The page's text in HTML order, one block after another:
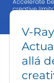
V-
allá